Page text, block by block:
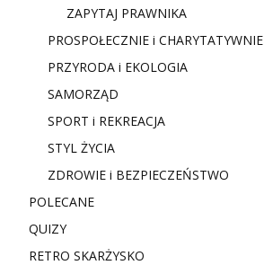
ZAPYTAJ PRAWNIKA
PROSPOŁECZNIE i CHARYTATYWNIE
PRZYRODA i EKOLOGIA
SAMORZĄD
SPORT i REKREACJA
STYL ŻYCIA
ZDROWIE i BEZPIECZEŃSTWO
POLECANE
QUIZY
RETRO SKARŻYSKO